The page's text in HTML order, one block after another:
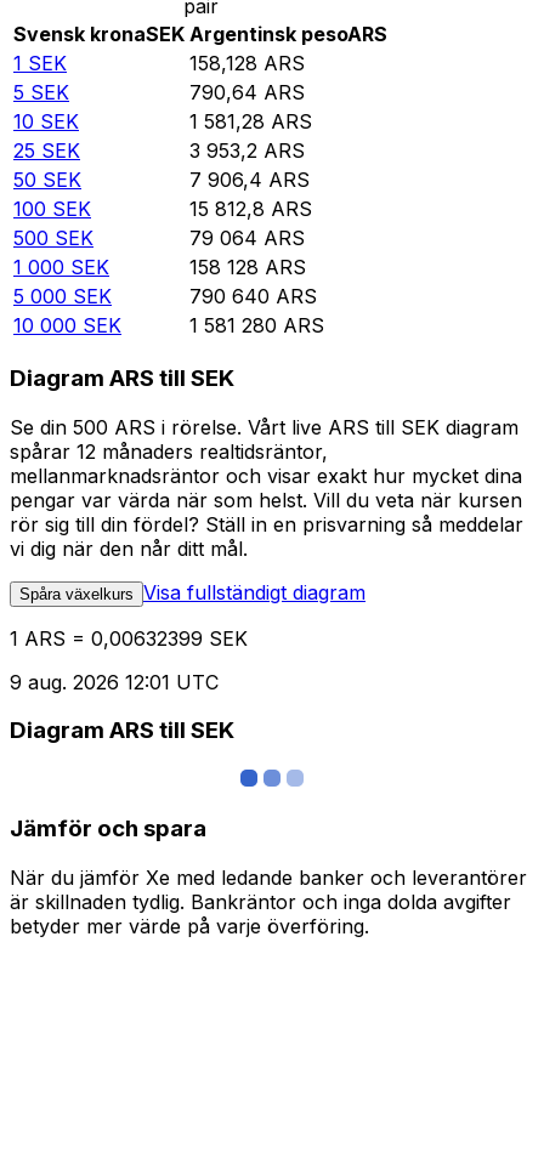
pair
Svensk kronaSEK Argentinsk pesoARS
1 SEK 158,128 ARS
5 SEK 790,64 ARS
10 SEK 1 581,28 ARS
25 SEK 3 953,2 ARS
50 SEK 7 906,4 ARS
100 SEK 15 812,8 ARS
500 SEK 79 064 ARS
1 000 SEK 158 128 ARS
5 000 SEK 790 640 ARS
10 000 SEK 1 581 280 ARS
Diagram ARS till SEK
Se din 500 ARS i rörelse. Vårt live ARS till SEK diagram
spårar 12 månaders realtidsräntor,
mellanmarknadsräntor och visar exakt hur mycket dina
pengar var värda när som helst. Vill du veta när kursen
rör sig till din fördel? Ställ in en prisvarning så meddelar
vi dig när den når ditt mål.
Spåra växelkurs Visa fullständigt diagram
1 ARS = 0,00632399 SEK
9 aug. 2026 12:01 UTC
Diagram ARS till SEK
Jämför och spara
När du jämför Xe med ledande banker och leverantörer
är skillnaden tydlig. Bankräntor och inga dolda avgifter
betyder mer värde på varje överföring.